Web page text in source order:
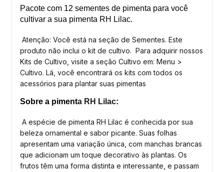
Pacote com 12 sementes de pimenta para você
cultivar a sua pimenta RH Lilac.
Atenção: Você está na seção de Sementes. Este
produto não inclui o kit de cultivo. Para adquirir nossos
Kits de Cultivo, visite a seção Cultivo em: Menu >
Cultivo. Lá, você encontrará os kits com todos os
acessórios para plantar suas pimentas
Sobre a pimenta RH Lilac:
A espécie de pimenta RH Lilac é conhecida por sua
beleza ornamental e sabor picante. Suas folhas
apresentam uma variação única, com manchas brancas
que adicionam um toque decorativo às plantas. Os
frutos têm uma forma distinta e interessante, e passam